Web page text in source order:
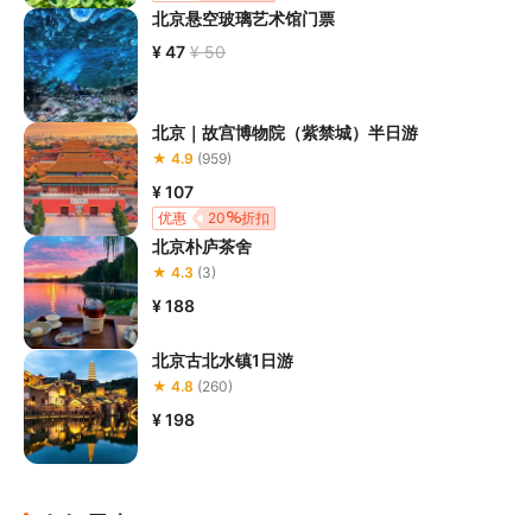
北京悬空玻璃艺术馆门票
¥ 47 ¥ 50
北京｜故宫博物院（紫禁城）半日游
★ 4.9 (959)
¥ 107
20 折扣
优惠
北京朴庐茶舍
★ 4.3 (3)
¥ 188
北京古北水镇1日游
★ 4.8 (260)
¥ 198